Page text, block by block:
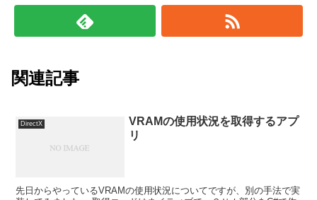
関連記事
DirectX
VRAMの使用状況を取得するアプ
リ
先日からやっているVRAMの使用状況についてですが、別の手法で実